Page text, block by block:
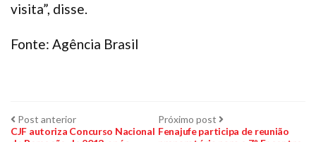
visita”, disse.
Fonte: Agência Brasil
Navegação
Post anteriorPost
anterior:
CJF autoriza Concurso Nacional
Próximo post Próximo
post:
Fenajufe participa de reunião